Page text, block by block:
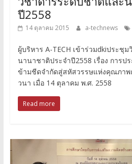
ปี2558
14 ตุลาคม 2015 a-technews
ผู้บริหาร A-TECH เข้าร่วมdkiประชุ
นานาชาติประจำปี2558 เรื่อง การ
ข้ามชีดจำกัดสู่สหัสวรรษแห่งคุณภา
วนา เมื่อ 14 ตุลาคม พ.ศ. 2558
Read more